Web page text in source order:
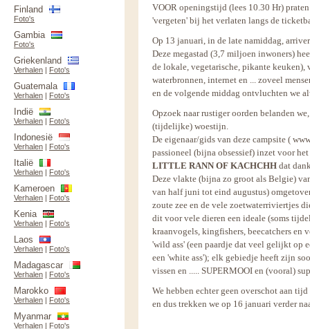
VOOR openingstijd (lees 10.30 Hr)
'vergeten' bij het verlaten langs de
Op 13 januari, in de late namiddag,
Deze megastad (3,7 miljoen inwoners)
de lokale, vegetarische, pikante keuken),
waterbronnen, internet en ... zoveel
en de volgende middag ontvluchten we
Opzoek naar rustiger oorden belanden
(tijdelijke) woestijn.
De eigenaar/gids van deze campsite (
passioneel (bijna obsessief) inzet voor
LITTLE RANN OF KACHCHH dat
Deze vlakte (bijna zo groot als Belgie)
van half juni tot eind augustus)
zoute zee en de vele zoetwaterriviertjes
dit voor vele dieren een ideale (soms
kraanvogels, kingfishers, beecatchers en
'wild ass' (een paardje dat veel gelijkt op
een 'white ass'); elk gebiedje heeft zijn
vissen en ..... SUPERMOOI en (vooral)
We hebben echter geen overschot aan
en dus trekken we op 16 januari verder
Finland
Foto's
Gambia
Foto's
Griekenland
Verhalen | Foto's
Guatemala
Verhalen | Foto's
Indië
Verhalen | Foto's
Indonesië
Verhalen | Foto's
Italië
Verhalen | Foto's
Kameroen
Verhalen | Foto's
Kenia
Verhalen | Foto's
Laos
Verhalen | Foto's
Madagascar
Verhalen | Foto's
Marokko
Verhalen | Foto's
Myanmar
Verhalen | Foto's